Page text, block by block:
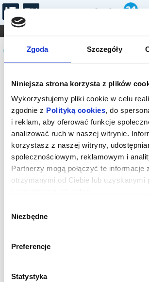
Zgoda Szczegóły
Niniejsza strona korzysta z plików
Wykorzystujemy pliki cookie w celu
zgodnie z Polityką cookies, do
i reklam, aby oferować funkcje
analizować ruch w naszej witrynie.
korzystasz z naszej witryny,
społecznościowym, reklamowym i
Partnerzy mogą połączyć te informacje
otrzymanymi od Ciebie lub uzyskanymi
zgody
Niezbędne
Preferencje
Statystyka
FILHARMONIA OPERA I BALET
DLA DZIECI
Komunikat
Sprzedaż on-line została
sprawdź dostępność biletów